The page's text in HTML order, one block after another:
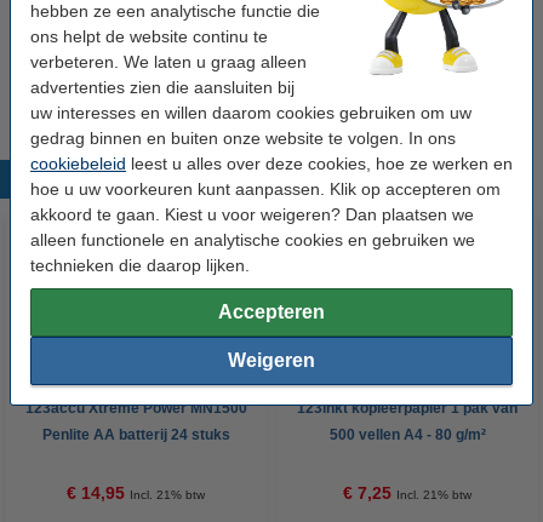
hebben ze een analytische functie die
ons helpt de website continu te
verbeteren. We laten u graag alleen
advertenties zien die aansluiten bij
uw interesses en willen daarom cookies gebruiken om uw
gedrag binnen en buiten onze website te volgen. In ons
cookiebeleid leest u alles over deze cookies, hoe ze werken en
hoe u uw voorkeuren kunt aanpassen. Klik op accepteren om
akkoord te gaan. Kiest u voor weigeren? Dan plaatsen we
alleen functionele en analytische cookies en gebruiken we
technieken die daarop lijken.
Accepteren
Weigeren
Tip
Wij adviseren u om deze tape i.p.v. de originele tape te nemen.
Populaire producten
123accu Xtreme Power MN1500
Penlite AA batterij 24 stuks
€ 14,95 Incl. 21% btw
123inkt kopieerpapier 1 pak van
500 vellen A4 - 80 g/m²
€ 7,25 Incl. 21% btw